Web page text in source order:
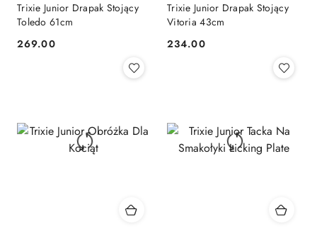
Trixie Junior Drapak Stojący
Toledo 61cm
Cena:
269.00
Trixie Junior Drapak Stojący
Vitoria 43cm
Cena:
234.00